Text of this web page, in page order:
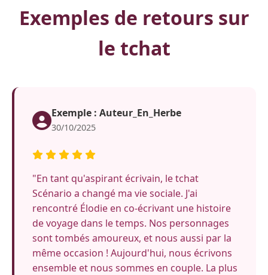
Exemples de retours sur
le tchat
Exemple : Auteur_En_Herbe
30/10/2025
"En tant qu'aspirant écrivain, le tchat
Scénario a changé ma vie sociale. J'ai
rencontré Élodie en co-écrivant une histoire
de voyage dans le temps. Nos personnages
sont tombés amoureux, et nous aussi par la
même occasion ! Aujourd'hui, nous écrivons
ensemble et nous sommes en couple. La plus